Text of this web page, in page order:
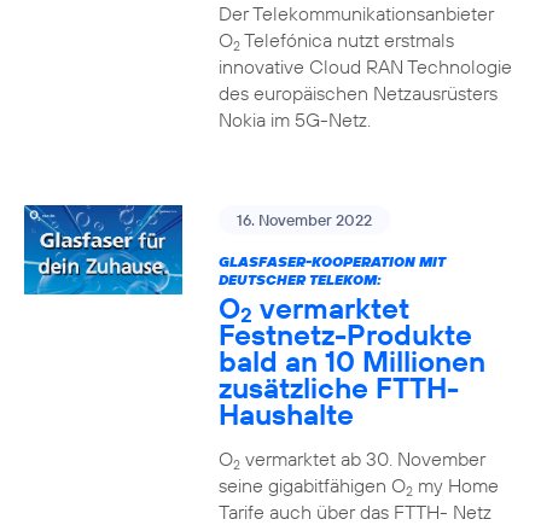
Der Telekommunikationsanbieter
O2Telefónica nutzt erstmals
innovative Cloud RAN Technologie
des europäischen Netzausrüsters
Nokia im 5G-Netz.
16. November 2022
GLASFASER-KOOPERATION MIT
DEUTSCHER TELEKOM:
O2 vermarktet
Festnetz-Produkte
bald an 10 Millionen
zusätzliche FTTH-
Haushalte
O2vermarktet ab 30. November
seine gigabitfähigen O2my Home
Tarife auch über das FTTH- Netz